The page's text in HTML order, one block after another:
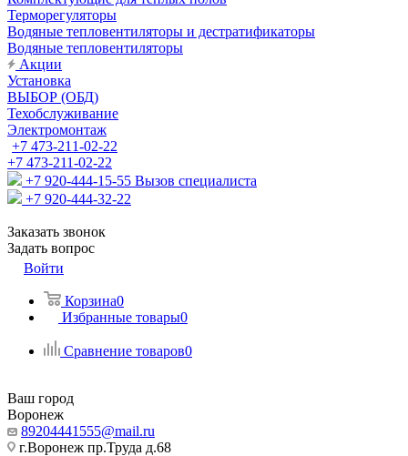
Терморегуляторы
Водяные тепловентиляторы и дестратификаторы
Водяные тепловентиляторы
Акции
Установка
ВЫБОР (ОБД)
Техобслуживание
Электромонтаж
+7 473-211-02-22
+7 473-211-02-22
+7 920-444-15-55 Вызов специалиста
+7 920-444-32-22
Заказать звонок
Задать вопрос
Войти
Корзина0
Избранные товары0
Сравнение товаров0
Ваш город
Воронеж
89204441555@mail.ru
г.Воронеж пр.Труда д.68